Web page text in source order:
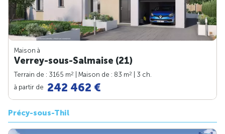
Maison à
Verrey-sous-Salmaise (21)
Terrain de : 3165 m2 | Maison de : 83 m2
| 3 ch.
à partir de 242 462 €
Précy-sous-Thil